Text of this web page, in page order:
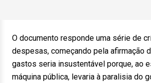
O documento responde uma série de
despesas, começando pela afirmação
gastos seria insustentável porque, ao
máquina pública, levaria à paralisia do